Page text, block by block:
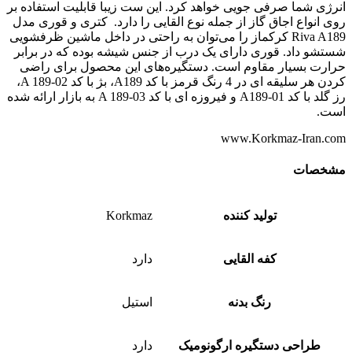
انرژی شما صرفی جویی خواهد کرد. این ست زیبا قابلیت استفاده بر
روی انواع اجاق گاز از جمله نوع القایی را دارد. کتری و قوری مدل
Riva A189 کرکماز را می‌توان به راحتی در داخل ماشین ظرفشویی
شستشو داد. قوری دارای یک درب از جنس شیشه بوده که در برابر
حرارت بسیار مقاوم است. دستگیره‌های این محصول برای راضی
کردن هر سلیقه ای در 4 رنگ قرمز با کد A189، بژ با کد A 189-02،
رز گلد با کد A189-01 و فیروزه ای با کد A 189-03 به بازار ارائه شده
است.
www.Korkmaz-Iran.com
مشخصات
تولید کننده Korkmaz
کفه القایی دارد
رنگ بدنه استیل
طراحی دستگیره ارگونومیک دارد